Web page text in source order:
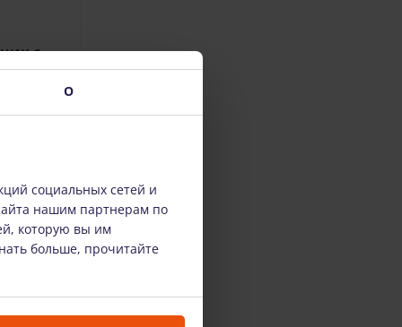
с
О
социальных сетей и
нашим партнерам по
которую вы им
больше, прочитайте